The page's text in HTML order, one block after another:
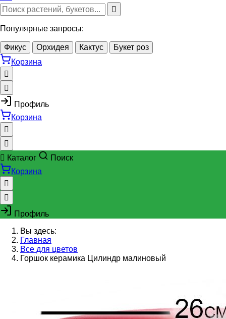
Популярные запросы:
Фикус Орхидея Кактус
Букет роз
Корзина
Профиль
Корзина
Каталог
Поиск
Корзина
Профиль
Вы здесь:
Главная
Все для цветов
Горшок керамика Цилиндр малиновый